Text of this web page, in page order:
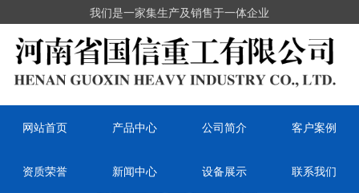
我们是一家集生产及销售于一体企业
网站首页 产品中心 公司简介 客户案例
资质荣誉 新闻中心 设备展示 联系我们